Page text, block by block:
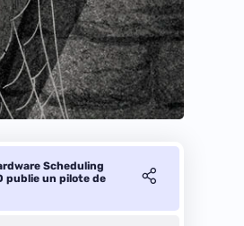
Scheduling
publie un pilote de